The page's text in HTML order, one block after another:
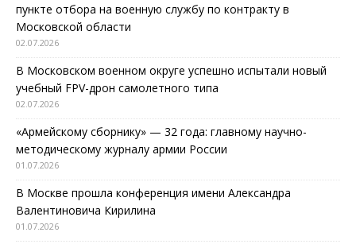
пункте отбора на военную службу по контракту в
Московской области
02.07.2026
В Московском военном округе успешно испытали новый
учебный FPV-дрон самолетного типа
02.07.2026
«Армейскому сборнику» — 32 года: главному научно-
методическому журналу армии России
01.07.2026
В Москве прошла конференция имени Александра
Валентиновича Кирилина
01.07.2026